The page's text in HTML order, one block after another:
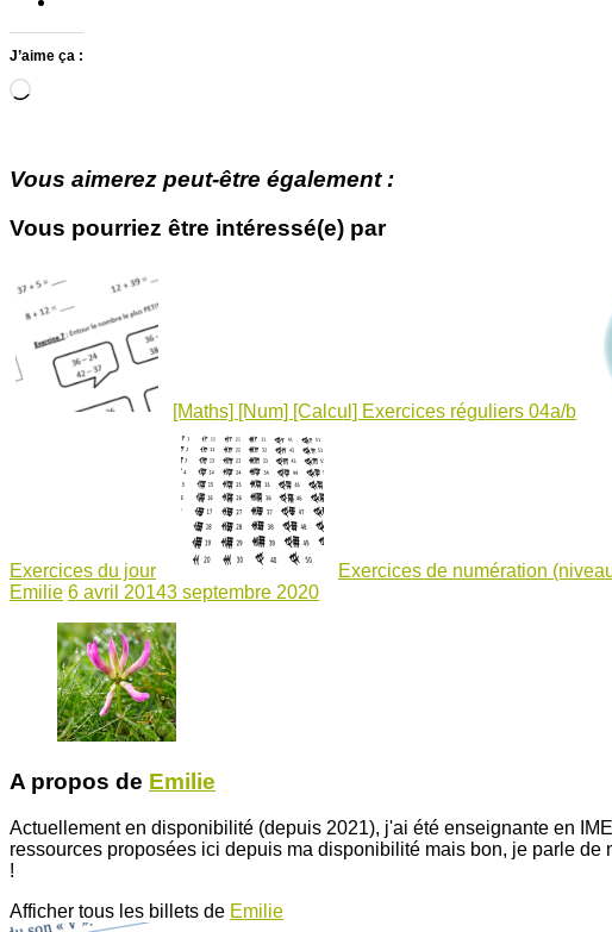
J’aime ça :
Chargement…
Vous aimerez peut-être également :
Vous pourriez être intéressé(e) par
[Maths] [Num] [Calcul] Exercices réguliers 04a/b
Exercices du jour
Exercices de numération
Emilie 6 avril 20143 septembre 2020
A propos de Emilie
Actuellement en disponibilité (depuis 2021), j'ai été enseignante en
ressources proposées ici depuis ma disponibilité mais bon, je parle
!
Afficher tous les billets de Emilie